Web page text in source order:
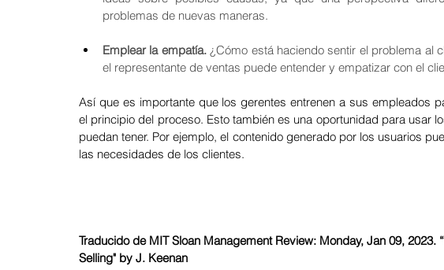
problemas de nuevas maneras.
Emplear la empatía. ¿Cómo está haciendo sentir el problema al
el representante de ventas puede entender y empatizar con el
Así que es importante que los gerentes entrenen a sus empleados
el principio del proceso. Esto también es una oportunidad para usar
puedan tener. Por ejemplo, el contenido generado por los usuarios
las necesidades de los clientes.
Traducido de MIT Sloan Management Review: Monday, Jan 09,
Selling" by J. Keenan